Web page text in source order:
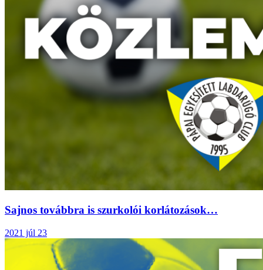
Sajnos továbbra is szurkolói korlátozások…
2021 júl 23